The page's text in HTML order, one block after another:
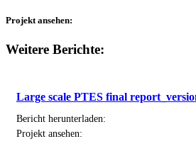
Projekt ansehen:
Weitere Berichte:
Large scale PTES final
Bericht herunterladen:
Projekt ansehen: